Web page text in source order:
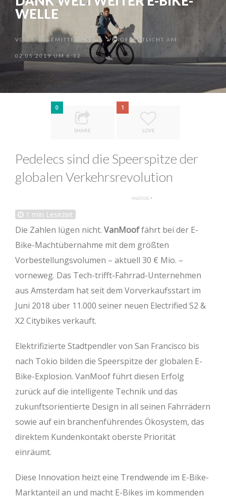
WELLE
VONPRESSEMITTEILUNG • VERÖFFENTLICHT AM
02.05.2019 UM 6:32
0
SHARE
1
LOVE
Pedelecs sind die Speerspitze der
globalen Verkehrsrevolution
1 min Lesezeit
Die Zahlen lügen nicht. VanMooffährt bei der E-
Bike-Machtübernahme mit dem größten
Vorbestellungsvolumen – aktuell 30 € Mio. –
vorneweg. Das Tech-trifft-Fahrrad-Unternehmen
aus Amsterdam hat seit dem Vorverkaufsstart im
Juni 2018 über 11.000 seiner neuen Electrified S2 &
X2 Citybikes verkauft.
Elektrifizierte Stadtpendler von San Francisco bis
nach Tokio bilden die Speerspitze der globalen E-
Bike-Explosion. VanMoof führt diesen Erfolg
zurück auf die intelligente Technik und das
zukunftsorientierte Design in all seinen Fahrrädern
sowie auf ein branchenführendes Ökosystem, das
direktem Kundenkontakt oberste Priorität
einräumt.
Diese Innovation heizt eine Trendwende im E-Bike-
Marktanteil an und macht E-Bikes im kommenden